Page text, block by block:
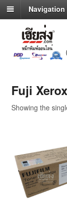
Navigation
Fuji
Showing the